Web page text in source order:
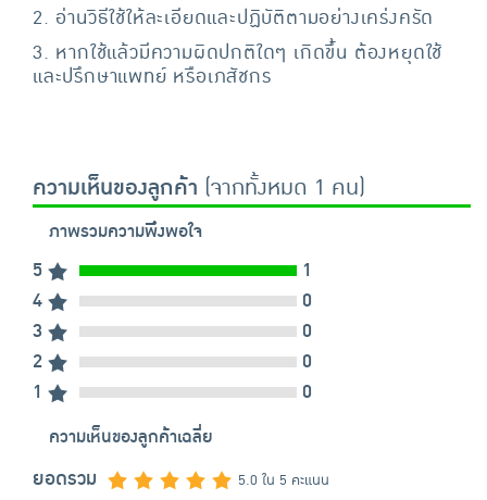
2. อ่านวิธีใช้ให้ละเอียดและปฏิบัติตามอย่างเคร่งครัด
3. หากใช้แล้วมีความผิดปกติใดๆ เกิดขึ้น ต้องหยุดใช้
และปรึกษาแพทย์ หรือเภสัชกร
ความเห็นของลูกค้า (จากทั้งหมด 1 คน)
ภาพรวมความพึงพอใจ
5
1
4
0
3
0
2
0
1
0
ความเห็นของลูกค้าเฉลี่ย
ยอดรวม 5.0 ใน 5 คะแนน